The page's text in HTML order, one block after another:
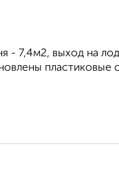
- 7,4м2, выход на
пластиковые